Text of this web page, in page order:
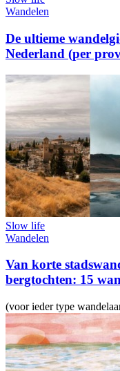
Wandelen
De ultieme
Nederland (per
Slow life
Wandelen
Van korte
bergtochten: 15
(voor ieder type